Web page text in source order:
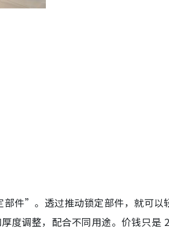
件”。透过推动锁定部件，就可以
度调整，配合不同用途。价钱只是